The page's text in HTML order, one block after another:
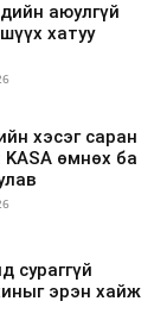
аюулгүй
хатуу
хэсэг саран
өмнөх ба
сураггүй
эрэн хайж